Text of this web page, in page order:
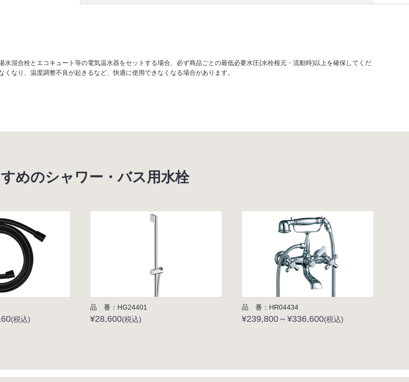
水混合栓とエコキュート等の電気温水器をセットする場合、必ず商品ごとの最低必要水圧(水栓根元・流動時)以上を確保してくだ
くなり、温度調整不良が起きるなど、快適に使用できなくなる場合があります。
めのシャワー・バス用水栓
(税込)
品 番：HG24401
¥28,600(税込)
品 番：HR04434
¥239,800～¥336,600(税込)